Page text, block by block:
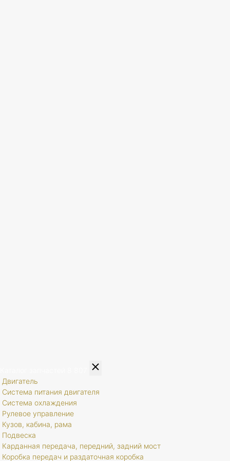
Двигатель
Система питания двигателя
Система охлаждения
Рулевое управление
Кузов, кабина, рама
Подвеска
Карданная передача, передний, задний мост
Коробка передач и раздаточная коробка